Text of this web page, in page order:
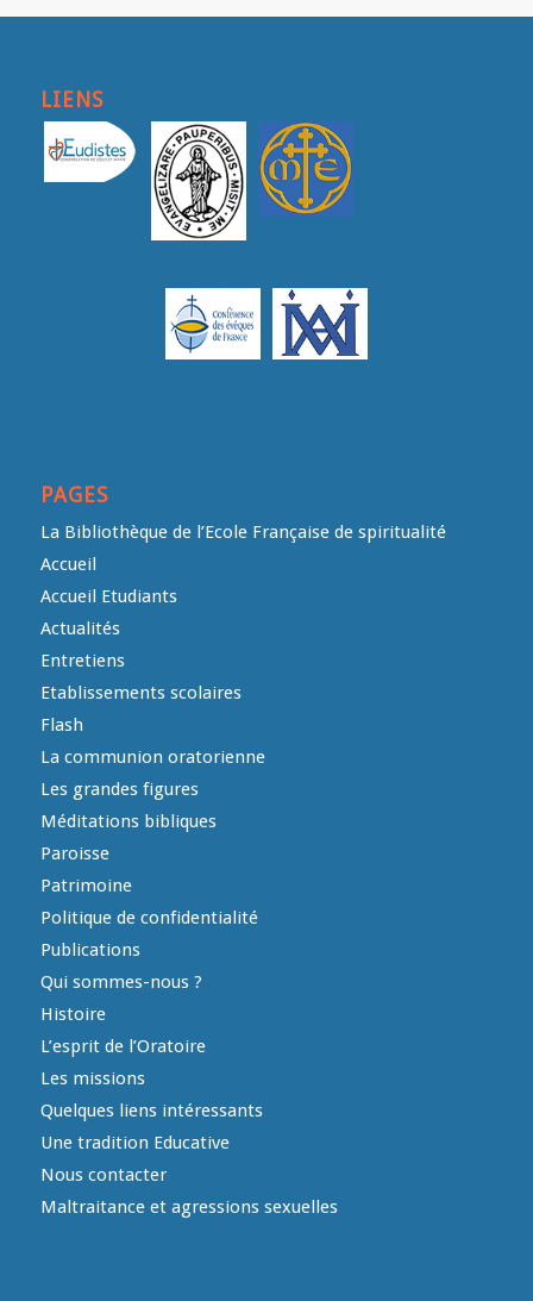
LIENS
PAGES
La Bibliothèque de l’Ecole Française de spiritualité
Accueil
Accueil Etudiants
Actualités
Entretiens
Etablissements scolaires
Flash
La communion oratorienne
Les grandes figures
Méditations bibliques
Paroisse
Patrimoine
Politique de confidentialité
Publications
Qui sommes-nous ?
Histoire
L’esprit de l’Oratoire
Les missions
Quelques liens intéressants
Une tradition Educative
Nous contacter
Maltraitance et agressions sexuelles